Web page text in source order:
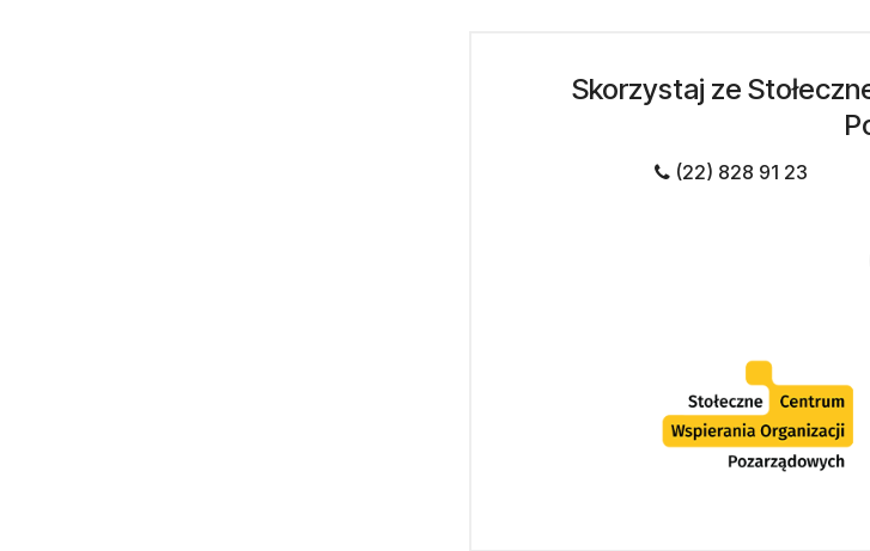
Skorzystaj ze
(22) 828 91 23